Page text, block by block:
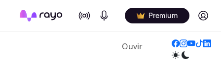
On Air Podcasts Premium Log in
Ouvir(current)